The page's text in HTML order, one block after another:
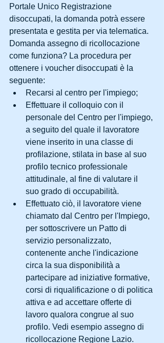
Portale Unico Registrazione
disoccupati, la domanda potrà essere
presentata e gestita per via telematica.
Domanda assegno di ricollocazione
come funziona? La procedura per
ottenere i voucher disoccupati è la
seguente:
Recarsi al centro per l'impiego;
Effettuare il colloquio con il
personale del Centro per l'impiego,
a seguito del quale il lavoratore
viene inserito in una classe di
profilazione, stilata in base al suo
profilo tecnico professionale
attitudinale, al fine di valutare il
suo grado di occupabilità.
Effettuato ciò, il lavoratore viene
chiamato dal Centro per l'Impiego,
per sottoscrivere un Patto di
servizio personalizzato,
contenente anche l'indicazione
circa la sua disponibilità a
partecipare ad iniziative formative,
corsi di riqualificazione o di politica
attiva e ad accettare offerte di
lavoro qualora congrue al suo
profilo. Vedi esempio assegno di
ricollocazione Regione Lazio.